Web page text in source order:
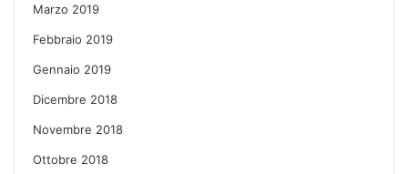
Marzo 2019
Febbraio 2019
Gennaio 2019
Dicembre 2018
Novembre 2018
Ottobre 2018